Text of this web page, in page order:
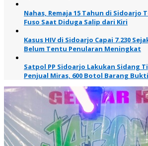
Nahas, Remaja 15 Tahun di Sidoarjo
Fuso Saat Diduga Salip dari Kiri
Kasus HIV di Sidoarjo Capai 7.230
Belum Tentu Penularan Meningkat
Satpol PP Sidoarjo Lakukan Sidang
Penjual Miras, 600 Botol Barang